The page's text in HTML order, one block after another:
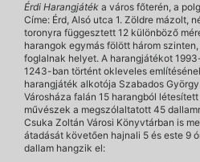
Érdi Harangjáték a város főterén, a
Címe: Érd, Alsó utca 1. Zöldre mázolt,
toronyra függesztett 12 különböző
harangok egymás fölött három
foglalnak helyet. A harangjátékot
1243-ban történt okleveles
harangjáték alkotója Szabados
Városháza falán 15 harangból
művészek a megszólaltatott 45
Csuka Zoltán Városi Könyvtárban is
átadását követően hajnali 5 és este 9
dallam hangzik el: